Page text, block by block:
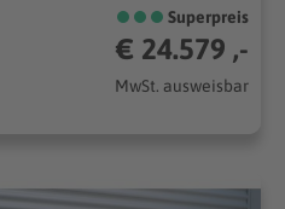
Superpreis
€ 24.579 ,-
MwSt. ausweisbar